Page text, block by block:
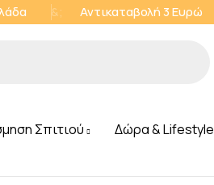
&; Αντικαταβολή 3 Ευρώ
Σπιτιού Δώρα & Lifestyle